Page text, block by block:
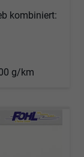
kombiniert:
g/km